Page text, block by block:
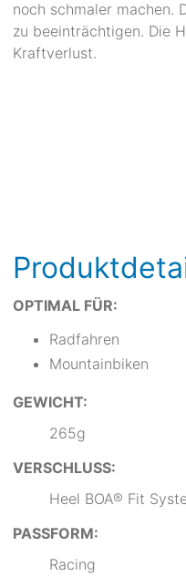
noch schmaler machen.
zu beeinträchtigen. Die
Kraftverlust.
OPTIMAL FÜR:
Radfahren
Mountainbiken
GEWICHT:
265g
VERSCHLUSS:
Heel BOA® Fit
PASSFORM:
Racing